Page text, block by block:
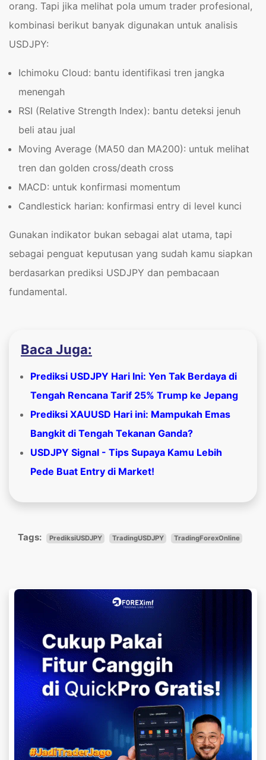
orang. Tapi jika melihat pola umum trader profesional,
kombinasi berikut banyak digunakan untuk analisis
USDJPY:
Ichimoku Cloud: bantu identifikasi tren jangka
menengah
RSI (Relative Strength Index): bantu deteksi jenuh
beli atau jual
Moving Average (MA50 dan MA200): untuk melihat
tren dan golden cross/death cross
MACD: untuk konfirmasi momentum
Candlestick harian: konfirmasi entry di level kunci
Gunakan indikator bukan sebagai alat utama, tapi
sebagai penguat keputusan yang sudah kamu siapkan
berdasarkan prediksi USDJPY dan pembacaan
fundamental.
Baca Juga:
Prediksi USDJPY Hari Ini: Yen Tak Berdaya di
Tengah Rencana Tarif 25% Trump ke Jepang
Prediksi XAUUSD Hari ini: Mampukah Emas
Bangkit di Tengah Tekanan Ganda?
USDJPY Signal - Tips Supaya Kamu Lebih
Pede Buat Entry di Market!
Tags: PrediksiUSDJPY TradingUSDJPY TradingForexOnline